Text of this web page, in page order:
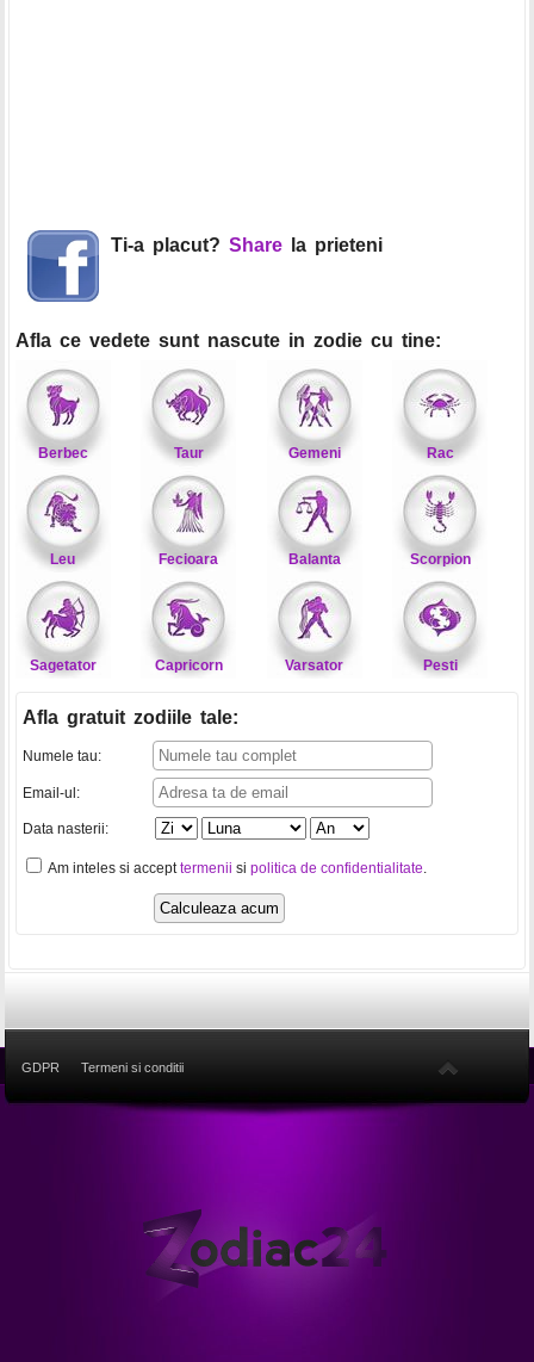
Ti-a placut? Share la prieteni
Afla ce vedete sunt nascute in zodie cu tine:
Berbec Taur Gemeni Rac
Leu Fecioara Balanta Scorpion
Sagetator Capricorn Varsator Pesti
Afla gratuit zodiile tale:
Numele tau:
Email-ul:
Data nasterii:
Am inteles si accepttermenii si politica de confidentialitate.
GDPR Termeni si conditii